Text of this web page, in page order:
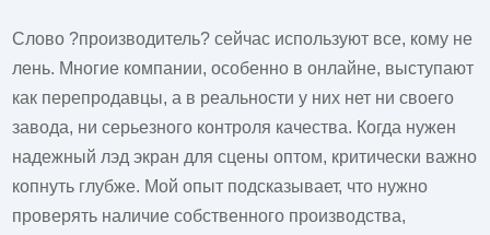
Слово ?производитель? сейчас используют все, кому не
лень. Многие компании, особенно в онлайне, выступают
как перепродавцы, а в реальности у них нет ни своего
завода, ни серьезного контроля качества. Когда нужен
надежный лэд экран для сцены оптом, критически важно
копнуть глубже. Мой опыт подсказывает, что нужно
проверять наличие собственного производства,